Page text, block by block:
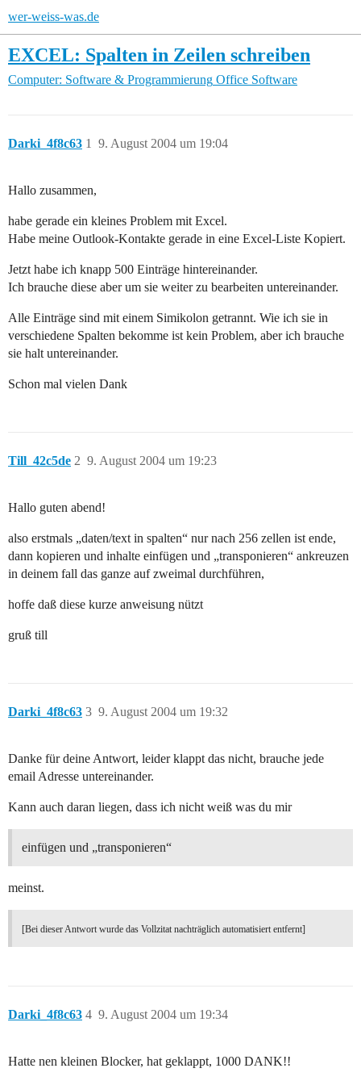
wer-weiss-was.de
EXCEL: Spalten in Zeilen schreiben
Computer: Software & Programmierung Office Software
Darki_4f8c63 9. August 2004 um 19:04
1
Hallo zusammen,
habe gerade ein kleines Problem mit Excel.
Habe meine Outlook-Kontakte gerade in eine Excel-Liste Kopiert.
Jetzt habe ich knapp 500 Einträge hintereinander.
Ich brauche diese aber um sie weiter zu bearbeiten untereinander.
Alle Einträge sind mit einem Simikolon getrannt. Wie ich sie in
verschiedene Spalten bekomme ist kein Problem, aber ich brauche
sie halt untereinander.
Schon mal vielen Dank
Till_42c5de 9. August 2004 um 19:23
2
Hallo guten abend!
also erstmals „daten/text in spalten“ nur nach 256 zellen ist ende,
dann kopieren und inhalte einfügen und „transponieren“ ankreuzen
in deinem fall das ganze auf zweimal durchführen,
hoffe daß diese kurze anweisung nützt
gruß till
Darki_4f8c63 9. August 2004 um 19:32
3
Danke für deine Antwort, leider klappt das nicht, brauche jede
email Adresse untereinander.
Kann auch daran liegen, dass ich nicht weiß was du mir
einfügen und „transponieren“
meinst.
[Bei dieser Antwort wurde das Vollzitat nachträglich automatisiert entfernt]
Darki_4f8c63 9. August 2004 um 19:34
4
Hatte nen kleinen Blocker, hat geklappt, 1000 DANK!!